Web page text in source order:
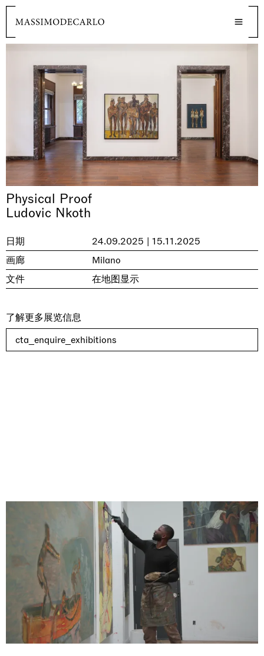
Physical Proof
Ludovic Nkoth
日期
24.09.2025 | 15.11.2025
画廊
Milano
文件
在地图显示
了解更多展览信息
cta_enquire_exhibitions